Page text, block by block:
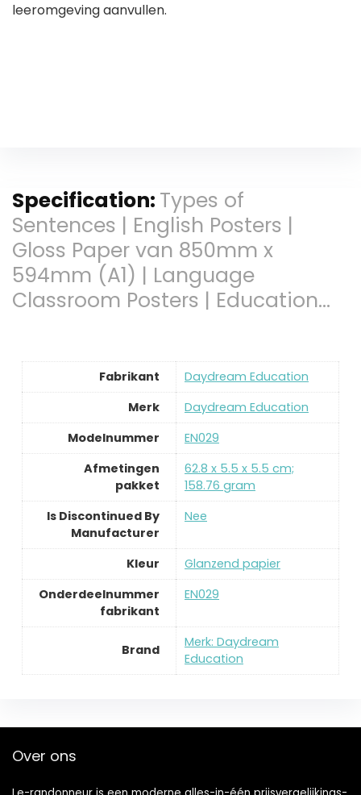
leeromgeving aanvullen.
Specification: Types of
Sentences | English Posters |
Gloss Paper van 850mm x
594mm (A1) | Language
Classroom Posters | Education…
Fabrikant
‎Daydream Education
Merk
‎Daydream Education
Modelnummer
‎EN029
Afmetingen
pakket
‎62.8 x 5.5 x 5.5 cm;
158.76 gram
Is Discontinued By
Manufacturer
‎Nee
Kleur
‎Glanzend papier
Onderdeelnummer
fabrikant
‎EN029
Brand
Merk: Daydream
Education
Over ons